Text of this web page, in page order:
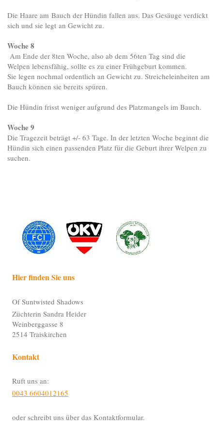
Die Haare am Bauch der Hündin fallen aus. Das Gesäuge verdickt
sich und sie legt an Gewicht zu.
Woche 8
Am Ende der 8ten Woche, also ab dem 56ten Tag sind die
Welpen lebensfähig, sollte es zu einer Frühgeburt kommen.
Sie legen nochmal ordentlich an Gewicht zu. Streicheleinheiten am
Bauch können sie bereits spüren.
Die Hündin frisst weniger aufgrund des Platzmangels im Bauch.
Woche 9
Die Tragezeit beträgt +/- 63 Tage. In der letzten Woche beginnt die
Hündin sich einen passenden Platz für die Geburt ihrer Welpen zu
suchen.
Hier finden Sie uns
Of Suntwisted Shadows
Züchterin Sandra Heider
Weinberggasse 8
2514 Traiskirchen
Kontakt
Ruft uns an:
0043 6604012165
oder schreibt uns über das Kontaktformular.